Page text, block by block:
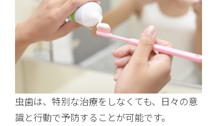
虫歯は、特別な治療をしなくても、日々の意
識と行動で予防することが可能です。